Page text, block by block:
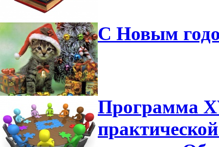
С Новым
Программа